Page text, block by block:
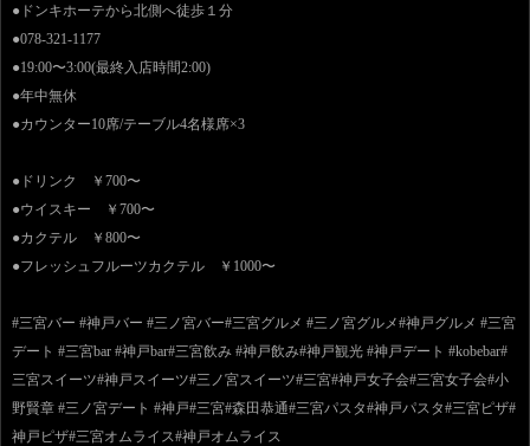
●ドンキホーテから北側へ徒歩１分
●078-321-1177
●19:00〜3:00(最終入店時間2:00)
●年中無休
●カウンター10席/テーブル4名様席×3
●ドリンク ￥700〜
●ウイスキー ￥700〜
●カクテル ￥800〜
●フレッシュフルーツカクテル ￥1000〜
#三宮バー #神戸バー #三ノ宮バー#三宮グルメ #三ノ宮グルメ#神戸グルメ #三宮
デート #三宮bar #神戸bar#三宮飲み #神戸飲み#神戸観光 #神戸デート #kobebar#
三宮スイーツ#神戸スイーツ#三ノ宮スイーツ#三宮#神戸女子会#三宮女子会#小
野賢章 #三ノ宮デート #神戸#三宮#森田恭通#三宮パスタ#神戸パスタ#三宮ピザ#
神戸ピザ#三宮オムライス#神戸オムライス